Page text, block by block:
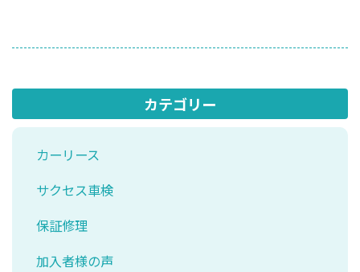
カテゴリー
カーリース
サクセス車検
保証修理
加入者様の声